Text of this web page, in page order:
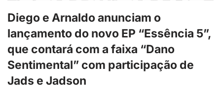
Diego e Arnaldo anunciam o
lançamento do novo EP “Essência 5”,
que contará com a faixa “Dano
Sentimental” com participação de
Jads e Jadson